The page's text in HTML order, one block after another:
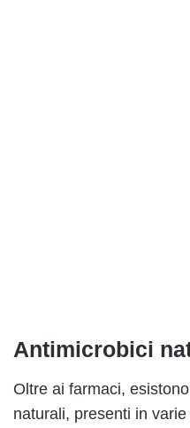
Antimicrobici
Oltre ai farmaci,
naturali, presenti in